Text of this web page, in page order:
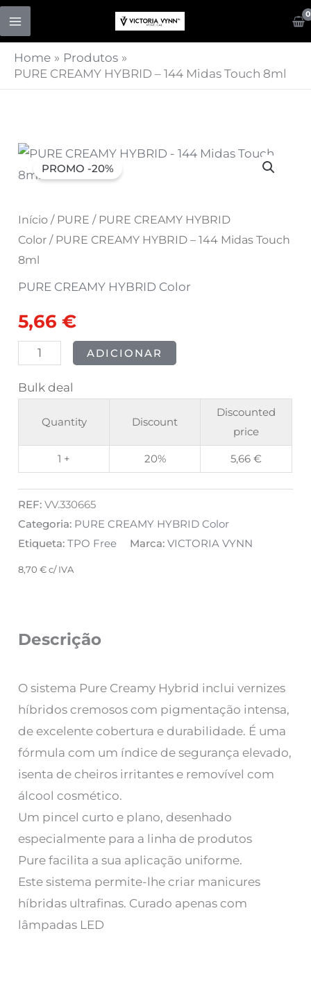
Skip
content
Home
Produtos
PURE CREAMY HYBRID – 144 Midas Touch 8ml
Início / PURE / PURE CREAMY HYBRID
Color / PURE CREAMY HYBRID – 144 Midas Touch
8ml
PURE CREAMY HYBRID Color
O
original
era:
7,07 €.
5,66€
O
atual
5,66 €.
Quantidade
de
CREAMY
HYBRID
-
144
Touch
8ml
ADICIONAR
Bulk deal
Quantity Discount
Discounted
price
1 + 20% 5,66€
REF:VV.330665
Categoria: PURE CREAMY HYBRID Color
Etiqueta:TPO Free Marca:VICTORIA VYNN
8,70€ c/ IVA
Descrição
O sistema Pure Creamy Hybrid inclui vernizes
híbridos cremosos com pigmentação intensa,
de excelente cobertura e durabilidade. É uma
fórmula com um índice de segurança elevado,
isenta de cheiros irritantes e removível com
álcool cosmético.
Um pincel curto e plano, desenhado
especialmente para a linha de produtos
Pure facilita a sua aplicação uniforme.
Este sistema permite-lhe criar manicures
híbridas ultrafinas. Curado apenas com
lâmpadas LED
PROMO -20%